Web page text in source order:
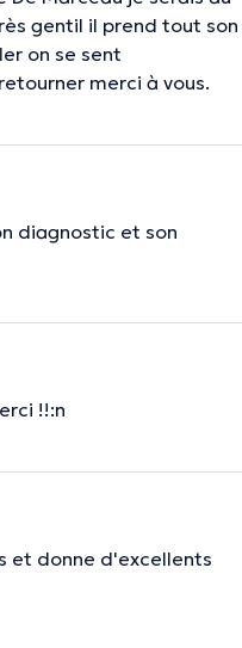
gentil il prend tout son
on se sent
merci à vous.
diagnostic et son
!!:n
et donne d'excellents